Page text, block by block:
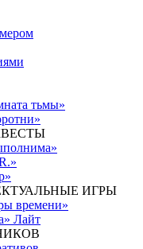
тьмы»
ИГРЫ
времени»
Лайт